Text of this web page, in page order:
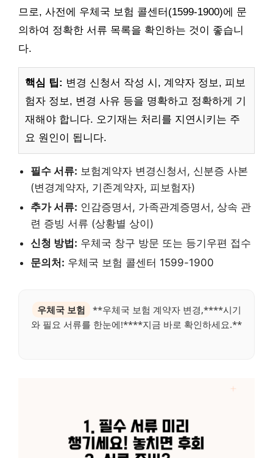
므로, 사전에 우체국 보험 콜센터(1599-1900)에 문
의하여 정확한 서류 목록을 확인하는 것이 좋습니
다.
핵심 팁: 변경 신청서 작성 시, 계약자 정보, 피보
험자 정보, 변경 사유 등을 명확하고 정확하게 기
재해야 합니다. 오기재는 처리를 지연시키는 주
요 원인이 됩니다.
필수 서류: 보험계약자 변경신청서, 신분증 사본
(변경계약자, 기존계약자, 피보험자)
추가 서류: 인감증명서, 가족관계증명서, 상속 관
련 증빙 서류 (상황별 상이)
신청 방법: 우체국 창구 방문 또는 등기우편 접수
문의처: 우체국 보험 콜센터 1599-1900
우체국 보험
**우체국 보험 계약자 변경,****시기
와 필요 서류를 한눈에!****지금 바로 확인하세요.**